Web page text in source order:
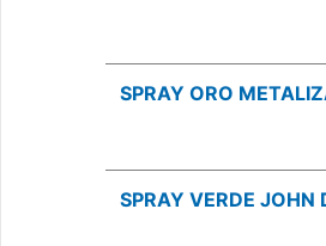
SPRAY ORO
SPRAY VERDE JOHN